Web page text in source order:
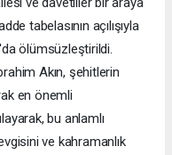
tabelasının açılışıyla
ölümsüzleştirildi.
Akın, şehitlerin
en önemli
bu anlamlı
ve kahramanlık